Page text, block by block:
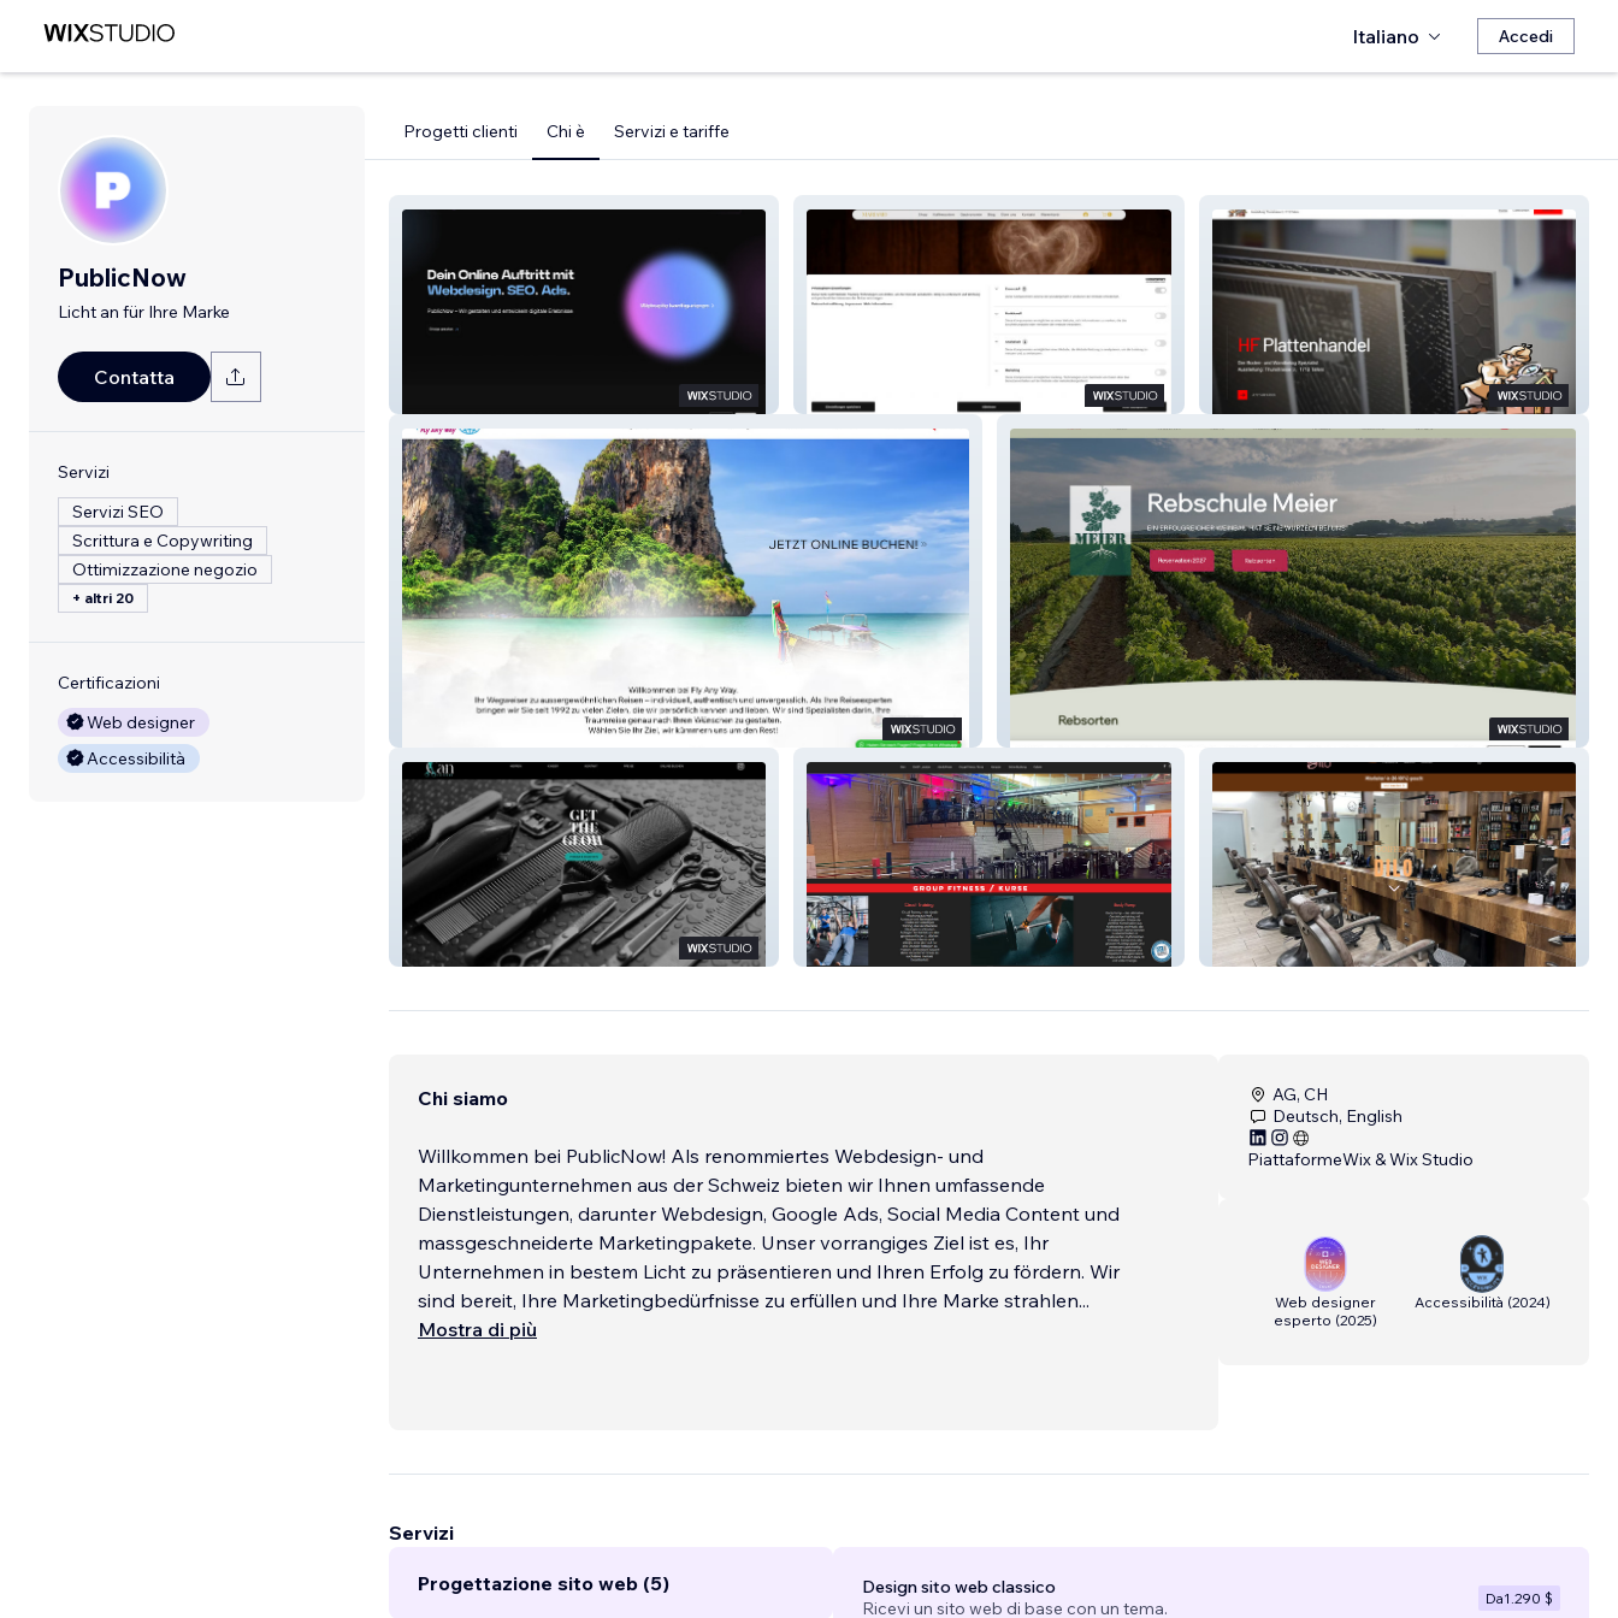
Italiano Accedi
PublicNow
Licht an für Ihre Marke
Contatta
Servizi
Servizi SEO
Scrittura e Copywriting
Ottimizzazione negozio
+ altri 20
Certificazioni
Web designer
Accessibilità
Progetti clienti Chi è Servizi e tariffe
Mariamo HF Plattenhandel
Rebschule-Meier
Coiffeurcan BF Sport Gym Dilo
Chi siamo
Willkommen bei PublicNow! Als renommiertes Webdesign- und
Marketingunternehmen aus der Schweiz bieten wir Ihnen umfassende
Dienstleistungen, darunter Webdesign, Google Ads, Social Media Content und
massgeschneiderte Marketingpakete. Unser vorrangiges Ziel ist es, Ihr
Unternehmen in bestem Licht zu präsentieren und Ihren Erfolg zu fördern. Wir
sind bereit, Ihre Marketingbedürfnisse zu erfüllen und Ihre Marke strahlen...
Mostra di più
AG, CH
Deutsch, English
PiattaformeWix & Wix Studio
Web designer
esperto (2025)
Accessibilità (2024)
Servizi
Progettazione sito web (5)
Design sito web classico
Ricevi un sito web di base con un tema.
Da1.290 $